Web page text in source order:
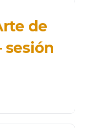
de
sesión